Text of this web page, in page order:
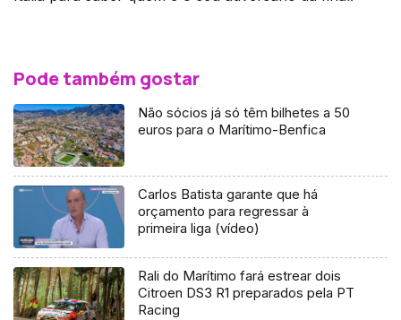
Pode também gostar
Não sócios já só têm bilhetes a 50
euros para o Marítimo-Benfica
Carlos Batista garante que há
orçamento para regressar à
primeira liga (vídeo)
Rali do Marítimo fará estrear dois
Citroen DS3 R1 preparados pela PT
Racing